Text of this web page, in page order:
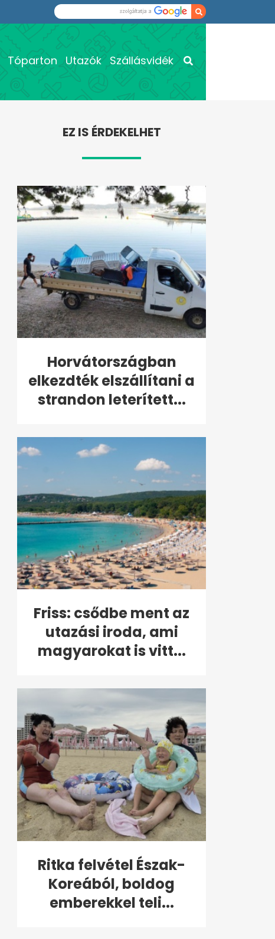
Tóparton Utazók Szállásvidék
EZ IS ÉRDEKELHET
Horvátországban
elkezdték elszállítani a
strandon leterített...
Friss: csődbe ment az
utazási iroda, ami
magyarokat is vitt...
Ritka felvétel Észak-
Koreából, boldog
emberekkel teli...